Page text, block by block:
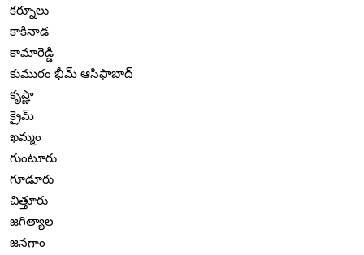
కర్నూలు
కాకినాడ
కామారెడ్డి
కుమురం భీమ్ ఆసిఫాబాద్
కృష్ణా
క్రైమ్
ఖమ్మం
గుంటూరు
గూడూరు
చిత్తూరు
జగిత్యాల
జనగాం